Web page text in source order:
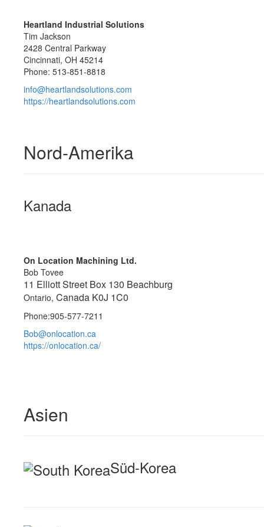
Heartland Industrial Solutions
Tim Jackson
2428 Central Parkway
Cincinnati, OH 45214
Phone: 513-851-8818
info@heartlandsolutions.com
https://heartlandsolutions.com
Nord-Amerika
Kanada
On Location Machining Ltd.
Bob Tovee
11 Elliott Street Box 130 Beachburg
Ontario, Canada K0J 1C0
Phone:905-577-7211
Bob@onlocation.ca
https://onlocation.ca/
Asien
Süd-Korea